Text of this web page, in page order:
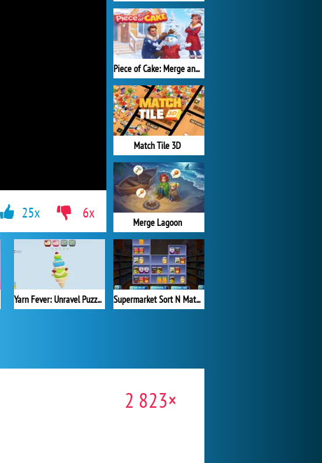
Piece of Cake: Merge and Bake
Match Tile 3D
Merge Lagoon
Supermarket Sort N Match
Yarn Fever: Unravel Puzzle
25x 6x
2 823×